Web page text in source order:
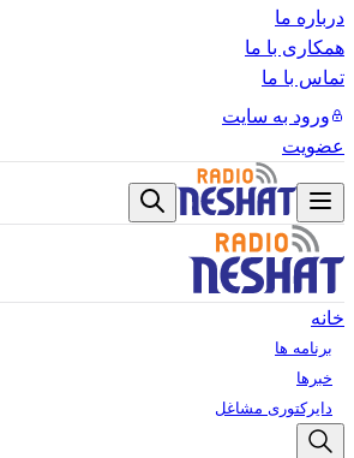
درباره ما
همکاری با ما
تماس با ما
ورود به سایت
عضویت
خانه
برنامه ها
خبرها
دایرکتوری مشاغل